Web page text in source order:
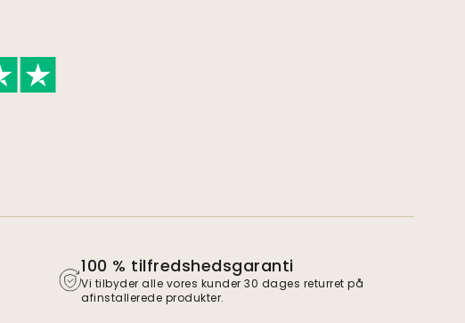
100 % tilfredshedsgaranti
Vi tilbyder alle vores kunder 30 dages returret på
afinstallerede produkter.